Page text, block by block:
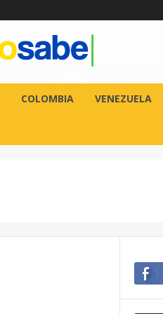
COLOMBIA VENEZUELA